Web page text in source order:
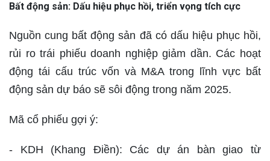
Bất động sản: Dấu hiệu phục hồi, triển vọng tích cực
Nguồn cung bất động sản đã có dấu hiệu phục hồi,
rủi ro trái phiếu doanh nghiệp giảm dần. Các hoạt
động tái cấu trúc vốn và M&A trong lĩnh vực bất
động sản dự báo sẽ sôi động trong năm 2025.
Mã cổ phiếu gợi ý:
- KDH (Khang Điền): Các dự án bàn giao từ